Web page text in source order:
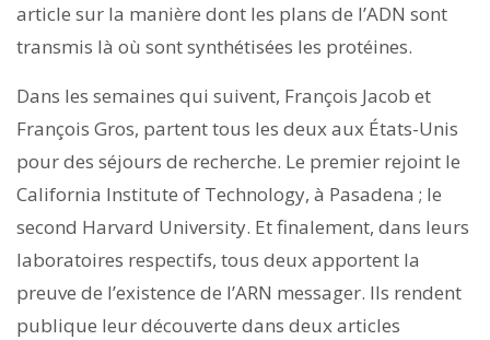
article sur la manière dont les plans de l’ADN sont
transmis là où sont synthétisées les protéines.
Dans les semaines qui suivent, François Jacob et
François Gros, partent tous les deux aux États-Unis
pour des séjours de recherche. Le premier rejoint le
California Institute of Technology, à Pasadena ; le
second Harvard University. Et finalement, dans leurs
laboratoires respectifs, tous deux apportent la
preuve de l’existence de l’ARN messager. Ils rendent
publique leur découverte dans deux articles